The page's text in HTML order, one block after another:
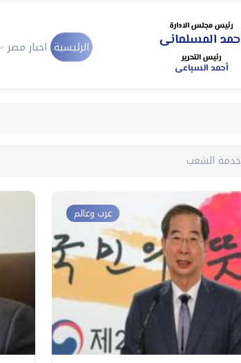
الرئيسية اخبار مصر
خدمة الشعب
عرب وعالم